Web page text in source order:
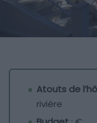
Atouts de
rivière